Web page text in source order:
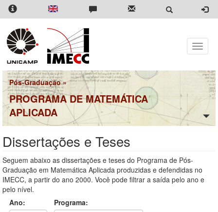
Pular
para
conteúdo
principal
Toggle
Pós-Graduação»
PROGRAMA DE MATEMÁTICA
APLICADA
Dissertações e Teses
Seguem abaixo as dissertações e teses do Programa de Pós-
Graduação em Matemática Aplicada produzidas e defendidas no
IMECC, a partir do ano 2000. Você pode filtrar a saída pelo ano e
pelo nível.
Ano:
Programa: